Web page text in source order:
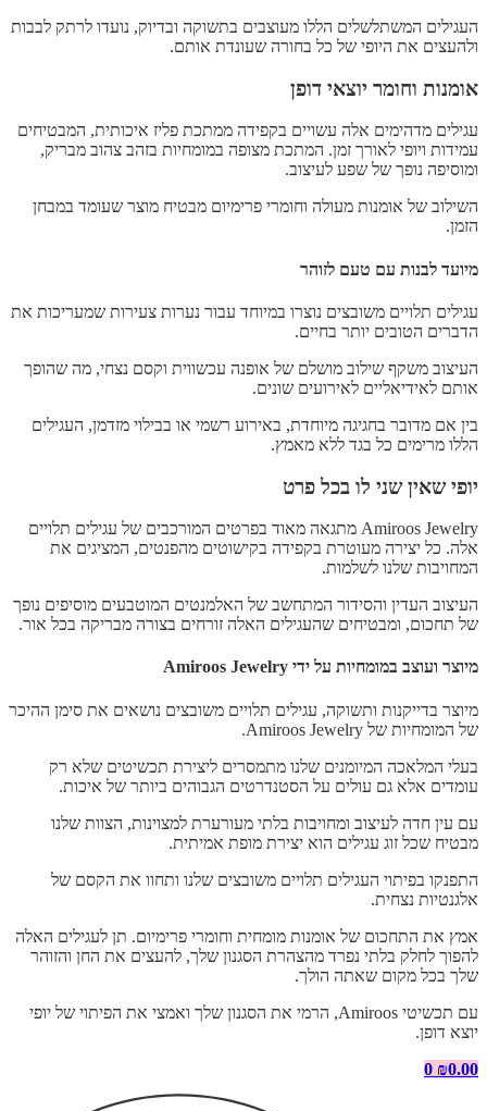
העגילים המשתלשלים הללו מעוצבים בתשוקה ובדיוק, נועדו לרתק לבבות
ולהעצים את היופי של כל בחורה שעונדת אותם.
אומנות וחומר יוצאי דופן
עגילים מדהימים אלה עשויים בקפידה ממתכת פליז איכותית, המבטיחים
עמידות ויופי לאורך זמן. המתכת מצופה במומחיות בזהב צהוב מבריק,
ומוסיפה נופך של שפע לעיצוב.
השילוב של אומנות מעולה וחומרי פרימיום מבטיח מוצר שעומד במבחן
הזמן.
מיועד לבנות עם טעם לזוהר
עגילים תלויים משובצים נוצרו במיוחד עבור נערות צעירות שמעריכות את
הדברים הטובים יותר בחיים.
העיצוב משקף שילוב מושלם של אופנה עכשווית וקסם נצחי, מה שהופך
אותם לאידיאליים לאירועים שונים.
בין אם מדובר בחגיגה מיוחדת, באירוע רשמי או בבילוי מזדמן, העגילים
הללו מרימים כל בגד ללא מאמץ.
יופי שאין שני לו בכל פרט
Amiroos Jewelry מתגאה מאוד בפרטים המורכבים של עגילים תלויים
אלה. כל יצירה מעוטרת בקפידה בקישוטים מהפנטים, המציגים את
המחויבות שלנו לשלמות.
העיצוב העדין והסידור המתחשב של האלמנטים המוטבעים מוסיפים נופך
של תחכום, ומבטיחים שהעגילים האלה זורחים בצורה מבריקה בכל אור.
מיוצר ועוצב במומחיות על ידי Amiroos Jewelry
מיוצר בדייקנות ותשוקה, עגילים תלויים משובצים נושאים את סימן ההיכר
של המומחיות של Amiroos Jewelry.
בעלי המלאכה המיומנים שלנו מתמסרים ליצירת תכשיטים שלא רק
עומדים אלא גם עולים על הסטנדרטים הגבוהים ביותר של איכות.
עם עין חדה לעיצוב ומחויבות בלתי מעורערת למצוינות, הצוות שלנו
מבטיח שכל זוג עגילים הוא יצירת מופת אמיתית.
התפנקו בפיתוי העגילים תלויים משובצים שלנו ותחוו את הקסם של
אלגנטיות נצחית.
אמץ את התחכום של אומנות מומחית וחומרי פרימיום. תן לעגילים האלה
להפוך לחלק בלתי נפרד מהצהרת הסגנון שלך, להעצים את החן והזוהר
שלך בכל מקום שאתה הולך.
עם תכשיטי Amiroos, הרמי את הסגנון שלך ואמצי את הפיתוי של יופי
יוצא דופן.
₪0.00
0